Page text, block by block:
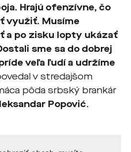
Hrajú ofenzívne, čo
využiť. Musíme
a po zisku lopty ukázať
sme sa do dobrej
veľa ľudí a udržíme
v stredajšom
pôda srbský brankár
Popović.